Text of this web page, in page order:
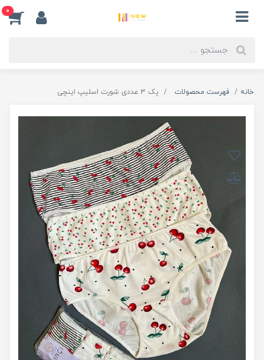
0
خانه فهرست محصولات پک 3 عددی شورت اسلیپ اینچی